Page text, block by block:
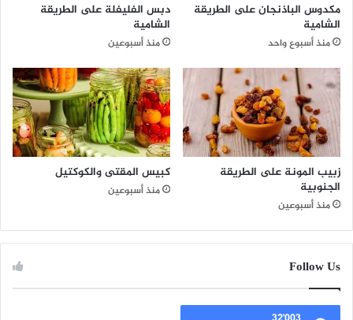
مكدوس الباذنجان على الطريقة
الشامية
منذ أسبوع واحد
دبس الفليفلة على الطريقة
الشامية
منذ أسبوعين
زبيب المونة على الطريقة
الجنوبية
منذ أسبوعين
كبيس المقتى والكوكتيل
منذ أسبوعين
Follow Us